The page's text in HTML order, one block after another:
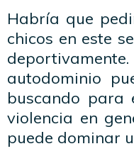
Habría que
chicos en este
autodominio
buscando para
violencia en
puede dominar